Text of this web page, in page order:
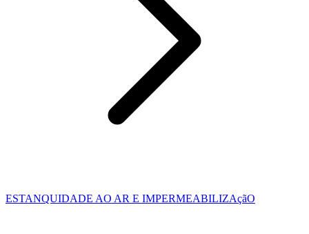
ESTANQUIDADE AO AR E IMPERMEABILIZAçãO